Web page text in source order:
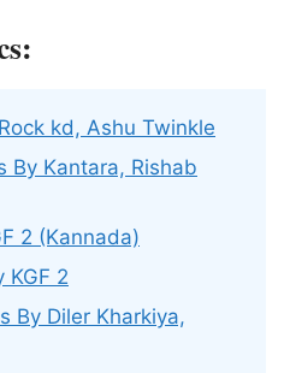
kd, Ashu Twinkle
By Kantara, Rishab
2 (Kannada)
KGF 2
By Diler Kharkiya,